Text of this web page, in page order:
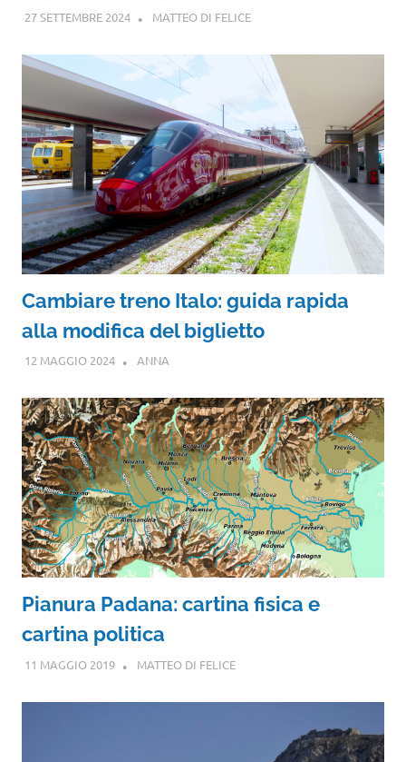
27 SETTEMBRE 2024 MATTEO DI FELICE
Cambiare treno Italo: guida rapida
alla modifica del biglietto
12 MAGGIO 2024 ANNA
Pianura Padana: cartina fisica e
cartina politica
11 MAGGIO 2019 MATTEO DI FELICE